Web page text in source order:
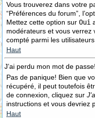
Vous trouverez dans votre
“Préférences du forum”,
Mettez cette option sur Oui
modérateurs et vous verrez
compté parmi les utilisateurs
Haut
J’ai perdu mon mot de passe!
Pas de panique! Bien que
récupéré, il peut toutefois
de connexion, cliquez sur
instructions et vous devriez
Haut